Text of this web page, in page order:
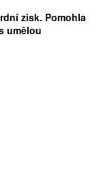
zisk. Pomohla
umělou